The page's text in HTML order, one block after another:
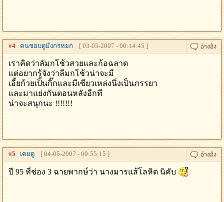
#4 คนชอบดูมังกรหยก [ 03-05-2007 - 00:14:45 ]
เราคิดว่าลัมกโช้วสวยและก้อฉลาด
แต่อยากรู้จังว่าลีมกโช้วน่าจะมี
เอี้ยก้วยเป็นกิ๊กและมีเซียวเหล่งนึ่งเป็นภรรยา
และมาแย่งกันตอนหลังอีกที
น่าจะสนุกนะ !!!!!!!
#5 เคยดู [ 04-05-2007 - 09:55:15 ]
ปี 95 ที่ช่อง 3 ฉายพากษ์ว่า นางมารแส้โลหิต นิคับ